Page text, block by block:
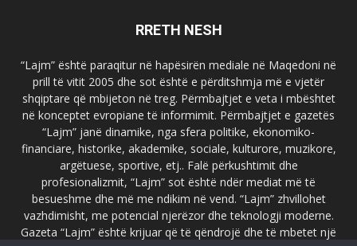
RRETH NESH
“Lajm” është paraqitur në hapësirën mediale në Maqedoni në
prill të vitit 2005 dhe sot është e përditshmja më e vjetër
shqiptare që mbijeton në treg. Përmbajtjet e veta i mbështet
në konceptet evropiane të informimit. Përmbajtjet e gazetës
“Lajm” janë dinamike, nga sfera politike, ekonomiko-
financiare, historike, akademike, sociale, kulturore, muzikore,
argëtuese, sportive, etj.. Falë përkushtimit dhe
profesionalizmit, “Lajm” sot është ndër mediat më të
besueshme dhe më me ndikim në vend. “Lajm” zhvillohet
vazhdimisht, me potencial njerëzor dhe teknologji moderne.
Gazeta “Lajm” është krijuar që të qëndrojë dhe të mbetet një